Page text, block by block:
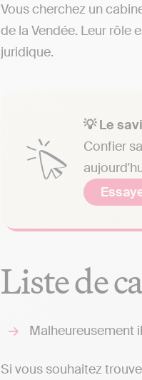
Vous cherchez un
de la Vendée. Leur rôle
juridique.
💡 Le
Confier
Liste de
Malheureusement
Si vous souhaitez